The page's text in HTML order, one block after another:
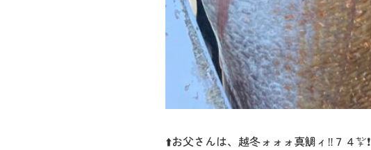
⬆️お父さんは、越冬ォォォ真鯛ィ‼️７４㌢❗️